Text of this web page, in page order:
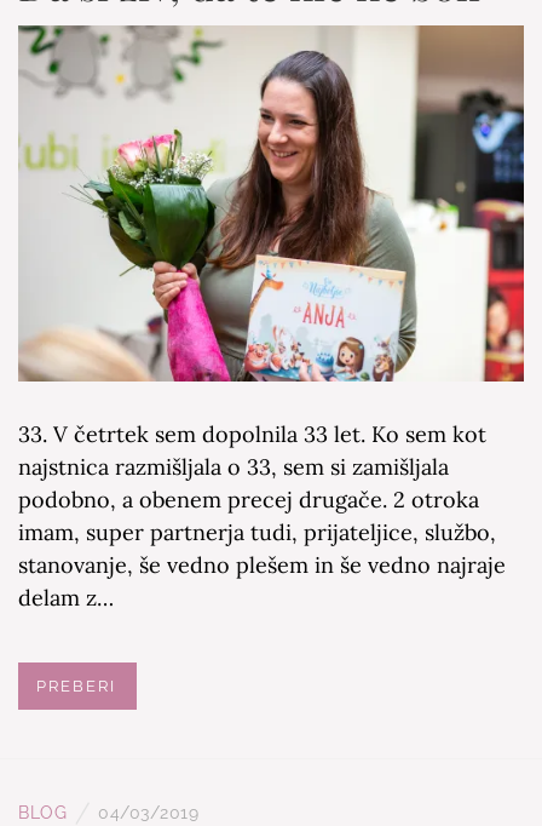
33. V četrtek sem dopolnila 33 let. Ko sem kot
najstnica razmišljala o 33, sem si zamišljala
podobno, a obenem precej drugače. 2 otroka
imam, super partnerja tudi, prijateljice, službo,
stanovanje, še vedno plešem in še vedno najraje
delam z…
PREBERI
BLOG 04/03/2019